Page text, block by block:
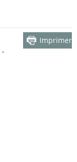
.
Imprimer